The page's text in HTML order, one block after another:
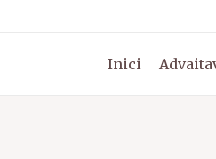
Inici